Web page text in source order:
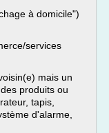
à domicile")
services
mais un
produits ou
tapis,
d'alarme,